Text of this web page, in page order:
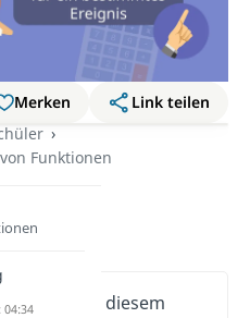
Merken
Link teilen
Funktionen
Inhalte in diesem
04:34